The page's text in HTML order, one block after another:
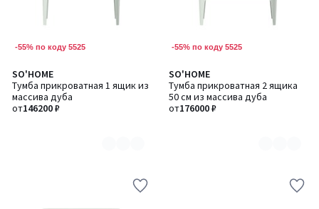
-55% по коду 5525
SO'HOME
Тумба прикроватная 1 ящик из
массива дуба
от146200 ₽
Количество
цветов:
8
-55% по коду 5525
SO'HOME
Тумба прикроватная 2 ящика
50 см из массива дуба
от176000 ₽
Количество
цветов:
8